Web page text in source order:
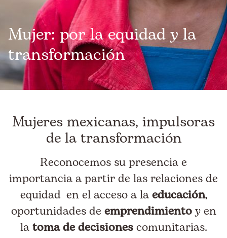
Mujer: por la equidad y la
transformación
Mujeres mexicanas, impulsoras
de la transformación
Reconocemos su presencia e
importancia a partir de las relaciones de
equidad en el acceso a laeducación,
oportunidades de emprendimientoy en
latoma de decisionescomunitarias.